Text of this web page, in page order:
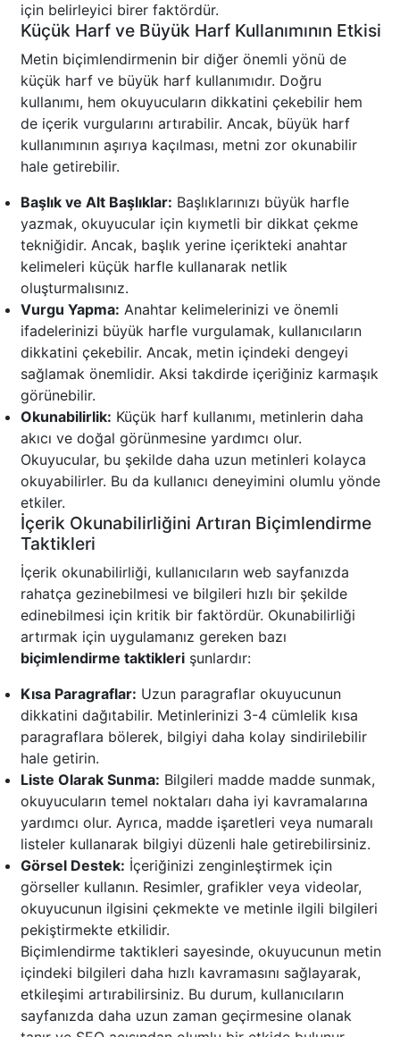
için belirleyici birer faktördür.
Küçük Harf ve Büyük Harf Kullanımının Etkisi
Metin biçimlendirmenin bir diğer önemli yönü de
küçük harf ve büyük harf kullanımıdır. Doğru
kullanımı, hem okuyucuların dikkatini çekebilir hem
de içerik vurgularını artırabilir. Ancak, büyük harf
kullanımının aşırıya kaçılması, metni zor okunabilir
hale getirebilir.
Başlık ve Alt Başlıklar: Başlıklarınızı büyük harfle
yazmak, okuyucular için kıymetli bir dikkat çekme
tekniğidir. Ancak, başlık yerine içerikteki anahtar
kelimeleri küçük harfle kullanarak netlik
oluşturmalısınız.
Vurgu Yapma: Anahtar kelimelerinizi ve önemli
ifadelerinizi büyük harfle vurgulamak, kullanıcıların
dikkatini çekebilir. Ancak, metin içindeki dengeyi
sağlamak önemlidir. Aksi takdirde içeriğiniz karmaşık
görünebilir.
Okunabilirlik: Küçük harf kullanımı, metinlerin daha
akıcı ve doğal görünmesine yardımcı olur.
Okuyucular, bu şekilde daha uzun metinleri kolayca
okuyabilirler. Bu da kullanıcı deneyimini olumlu yönde
etkiler.
İçerik Okunabilirliğini Artıran Biçimlendirme
Taktikleri
İçerik okunabilirliği, kullanıcıların web sayfanızda
rahatça gezinebilmesi ve bilgileri hızlı bir şekilde
edinebilmesi için kritik bir faktördür. Okunabilirliği
artırmak için uygulamanız gereken bazı
biçimlendirme taktikleri şunlardır:
Kısa Paragraflar: Uzun paragraflar okuyucunun
dikkatini dağıtabilir. Metinlerinizi 3-4 cümlelik kısa
paragraflara bölerek, bilgiyi daha kolay sindirilebilir
hale getirin.
Liste Olarak Sunma: Bilgileri madde madde sunmak,
okuyucuların temel noktaları daha iyi kavramalarına
yardımcı olur. Ayrıca, madde işaretleri veya numaralı
listeler kullanarak bilgiyi düzenli hale getirebilirsiniz.
Görsel Destek: İçeriğinizi zenginleştirmek için
görseller kullanın. Resimler, grafikler veya videolar,
okuyucunun ilgisini çekmekte ve metinle ilgili bilgileri
pekiştirmekte etkilidir.
Biçimlendirme taktikleri sayesinde, okuyucunun metin
içindeki bilgileri daha hızlı kavramasını sağlayarak,
etkileşimi artırabilirsiniz. Bu durum, kullanıcıların
sayfanızda daha uzun zaman geçirmesine olanak